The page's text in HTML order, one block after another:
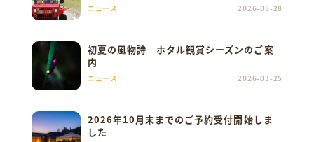
ニュース 2026-05-28
初夏の風物詩｜ホタル観賞シーズンのご案
内
ニュース 2026-03-25
2026年10月末までのご予約受付開始しま
した